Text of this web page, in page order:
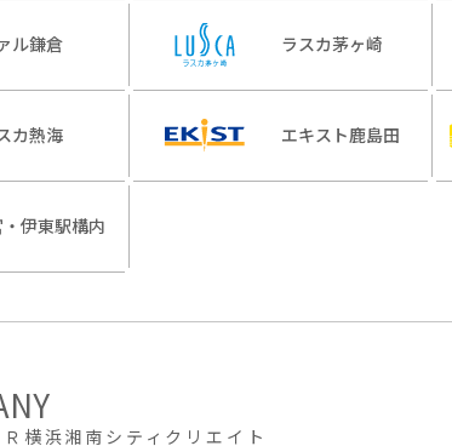
ル鎌倉 ラスカ茅ヶ崎
カ熱海 エキスト鹿島田
伊東駅構内
横浜湘南シティクリエイト